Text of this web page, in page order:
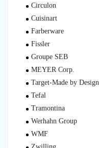
Circulon
Cuisinart
Farberware
Fissler
Groupe SEB
MEYER Corp.
Target-Made by Design
Tefal
Tramontina
Werhahn Group
WMF